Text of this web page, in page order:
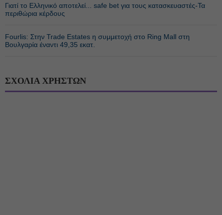
Γιατί το Ελληνικό αποτελεί... safe bet για τους κατασκευαστές-Τα
περιθώρια κέρδους
Fourlis: Στην Trade Estates η συμμετοχή στο Ring Mall στη
Βουλγαρία έναντι 49,35 εκατ.
ΣΧΟΛΙΑ ΧΡΗΣΤΩΝ